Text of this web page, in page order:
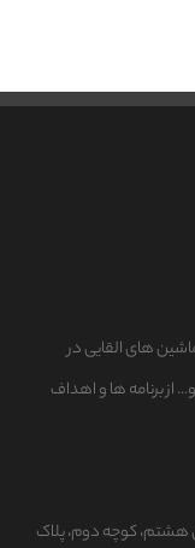
های القایی در
از برنامه ها و اهداف
هشتم، کوچه دوم، پلاک